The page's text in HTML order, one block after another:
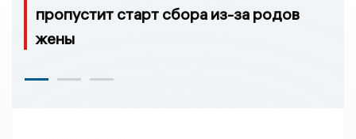
пропустит старт сбора из-за родов
жены